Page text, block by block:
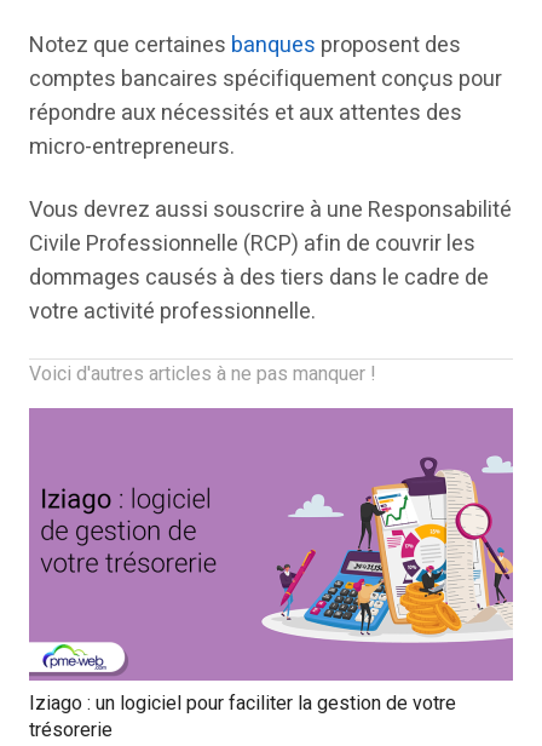
Notez que certaines banques proposent des
comptes bancaires spécifiquement conçus pour
répondre aux nécessités et aux attentes des
micro-entrepreneurs.
Vous devrez aussi souscrire à une Responsabilité
Civile Professionnelle (RCP) afin de couvrir les
dommages causés à des tiers dans le cadre de
votre activité professionnelle.
Voici d'autres articles à ne pas manquer !
Iziago : un logiciel pour faciliter la gestion de votre
trésorerie